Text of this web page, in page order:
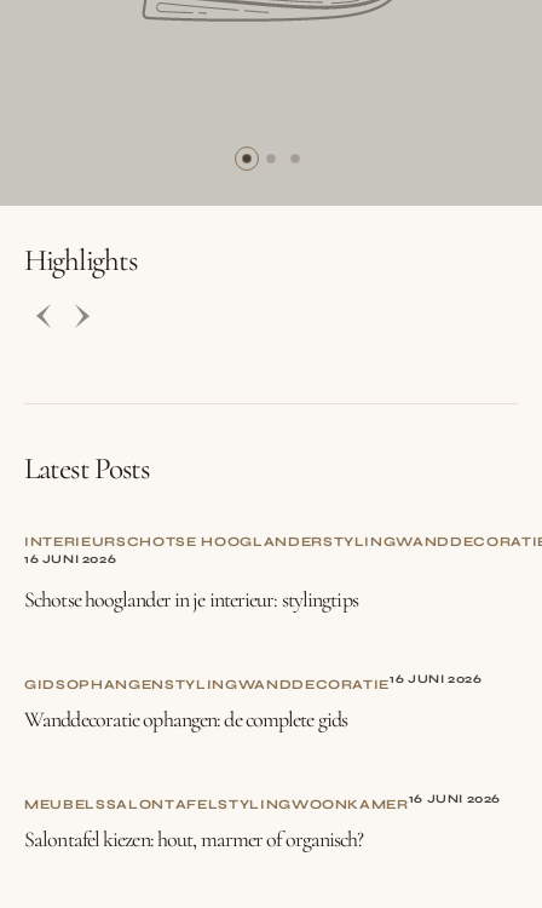
BUTTON LABELBUTTON LABEL
Highlights
Latest Posts
INTERIEURSCHOTSE HOOGLANDERSTYLING
16 JUNI 2026
Schotse hooglander in je interieur: stylingtips
GIDSOPHANGENSTYLINGWANDDECORATIE16 JUNI 2026
Wanddecoratie ophangen: de complete gids
MEUBELSSALONTAFELSTYLINGWOONKAMER16 JUNI 2026
Salontafel kiezen: hout, marmer of organisch?